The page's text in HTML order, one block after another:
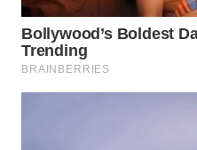
WN
PAKPAK